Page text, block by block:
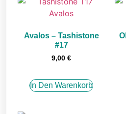
Avalos – Tashistone
#17
9,00€
In Den Warenkorb